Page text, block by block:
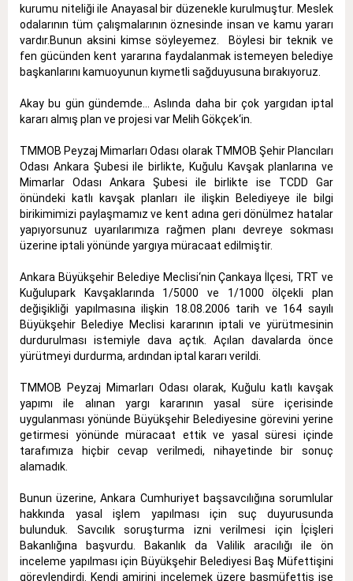
kurumu niteliği ile Anayasal bir düzenekle kurulmuştur. Meslek
odalarının tüm çalışmalarının öznesinde insan ve kamu yararı
vardır.Bunun aksini kimse söyleyemez. Böylesi bir teknik ve
fen gücünden kent yararına faydalanmak istemeyen belediye
başkanlarını kamuoyunun kıymetli sağduyusuna bırakıyoruz.
Akay bu gün gündemde... Aslında daha bir çok yargıdan iptal
kararı almış plan ve projesi var Melih Gökçek‘in.
TMMOB Peyzaj Mimarları Odası olarak TMMOB Şehir Plancıları
Odası Ankara Şubesi ile birlikte, Kuğulu Kavşak planlarına ve
Mimarlar Odası Ankara Şubesi ile birlikte ise TCDD Gar
önündeki katlı kavşak planları ile ilişkin Belediyeye ile bilgi
birikimimizi paylaşmamız ve kent adına geri dönülmez hatalar
yapıyorsunuz uyarılarımıza rağmen planı devreye sokması
üzerine iptali yönünde yargıya müracaat edilmiştir.
Ankara Büyükşehir Belediye Meclisi‘nin Çankaya İlçesi, TRT ve
Kuğulupark Kavşaklarında 1/5000 ve 1/1000 ölçekli plan
değişikliği yapılmasına ilişkin 18.08.2006 tarih ve 164 sayılı
Büyükşehir Belediye Meclisi kararının iptali ve yürütmesinin
durdurulması istemiyle dava açtık. Açılan davalarda önce
yürütmeyi durdurma, ardından iptal kararı verildi.
TMMOB Peyzaj Mimarları Odası olarak, Kuğulu katlı kavşak
yapımı ile alınan yargı kararının yasal süre içerisinde
uygulanması yönünde Büyükşehir Belediyesine görevini yerine
getirmesi yönünde müracaat ettik ve yasal süresi içinde
tarafımıza hiçbir cevap verilmedi, nihayetinde bir sonuç
alamadık.
Bunun üzerine, Ankara Cumhuriyet başsavcılığına sorumlular
hakkında yasal işlem yapılması için suç duyurusunda
bulunduk. Savcılık soruşturma izni verilmesi için İçişleri
Bakanlığına başvurdu. Bakanlık da Valilik aracılığı ile ön
inceleme yapılması için Büyükşehir Belediyesi Baş Müfettişini
görevlendirdi. Kendi amirini incelemek üzere başmüfettiş işe